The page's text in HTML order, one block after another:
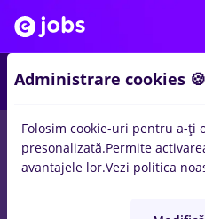
locuri de muncaPart timein
Student, Entry-Level (< 2 ani)in
Administrare cookies 🍪
Folosim cookie-uri pentru a-ți
presonalizată.Permite
avantajele lor.Vezi politica